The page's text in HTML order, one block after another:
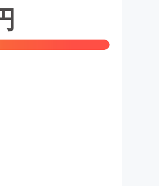
ション